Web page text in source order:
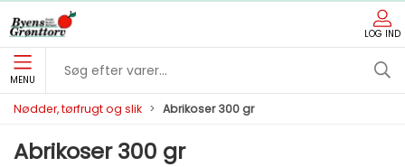
LOG IND
MENU
Nødder, tørfrugt og slik Abrikoser 300 gr
Abrikoser 300 gr